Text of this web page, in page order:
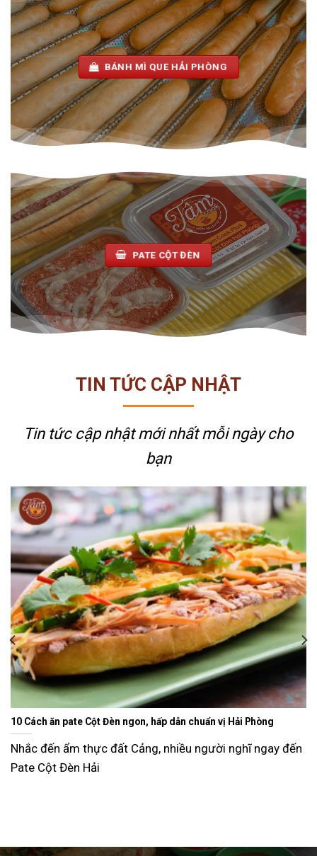
BÁNH MÌ QUE HẢI PHÒNG
PATE CỘT ĐÈN
TIN TỨC CẬP NHẬT
Tin tức cập nhật mới nhấtmỗi ngày cho
bạn
Ăn gì ngày Tết sao cho đỡ ngán và lạ miệng? Gợi ý 15 món ngon
dễ làm tại nhà
Tết Nguyên Đán là dịp sum vầy, nhưng cũng là thời điểm